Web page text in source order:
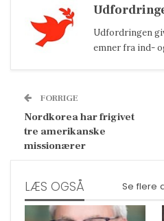
Udfordringen
emner fra ind-
FORRIGE
Nordkorea har frigivet
tre amerikanske
missionærer
LÆS OGSÅ Se flere